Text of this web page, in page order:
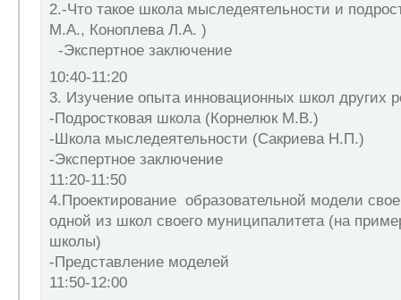
2.-Что такое школа мыследеятельности и
М.А., Коноплева Л.А. )
-Экспертное заключение
10:40-11:20
3. Изучение опыта инновационных школ других
-Подростковая школа (Корнелюк М.В.)
-Школа мыследеятельности (Сакриева Н.П.)
-Экспертное заключение
11:20-11:50
4.Проектирование образовательной модели
одной из школ своего муниципалитета (на
школы)
-Представление моделей
11:50-12:00